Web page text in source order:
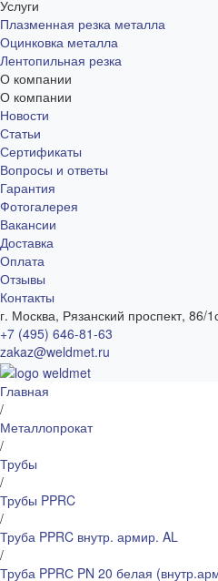
Услуги
Плазменная резка металла
Оцинковка металла
Лентопильная резка
О компании
О компании
Новости
Статьи
Сертификаты
Вопросы и ответы
Гарантия
Фотогалерея
Вакансии
Доставка
Оплата
Отзывы
Контакты
г. Москва, Рязанский проспект, 86/
+7 (495) 646-81-63
zakaz@weldmet.ru
Главная
/
Металлопрокат
/
Трубы
/
Трубы PPRC
/
Труба PPRC внутр. армир. AL
/
Труба PPRС PN 20 белая